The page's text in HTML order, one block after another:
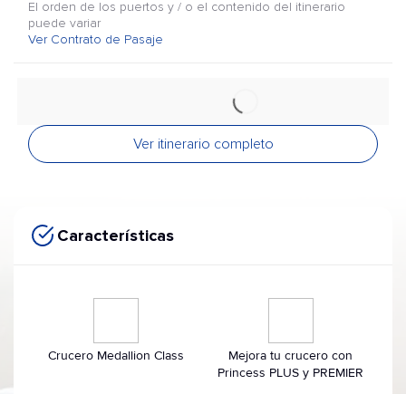
El orden de los puertos y / o el contenido del itinerario
puede variar
Ver Contrato de Pasaje
Ver itinerario completo
Características
Crucero Medallion Class
Mejora tu crucero con
Princess PLUS y PREMIER